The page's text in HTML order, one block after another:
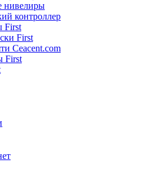
нивелиры
контроллер
First
First
Ceacent.com
First